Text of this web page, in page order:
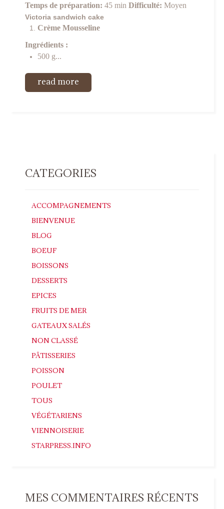
Temps de préparation: 45 min Difficulté: Moyen
Victoria sandwich cake
Crème Mousseline
Ingrédients :
500 g...
read more
CATEGORIES
ACCOMPAGNEMENTS
BIENVENUE
BLOG
BOEUF
BOISSONS
DESSERTS
EPICES
FRUITS DE MER
GATEAUX SALÉS
NON CLASSÉ
PÂTISSERIES
POISSON
POULET
TOUS
VÉGÉTARIENS
VIENNOISERIE
STARPRESS.INFO
MES COMMENTAIRES RÉCENTS